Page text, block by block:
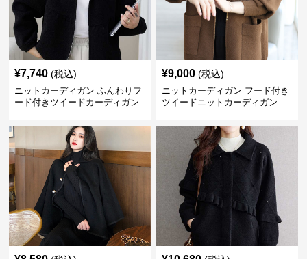
¥7,740 (税込)
ニットカーディガン ふんわりフ
ード付きツイードカーディガン
¥9,000 (税込)
ニットカーディガン フード付き
ツイードニットカーディガン